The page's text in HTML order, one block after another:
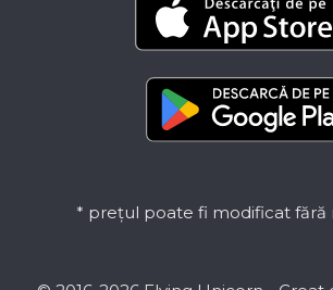
* prețul poate fi modificat fără